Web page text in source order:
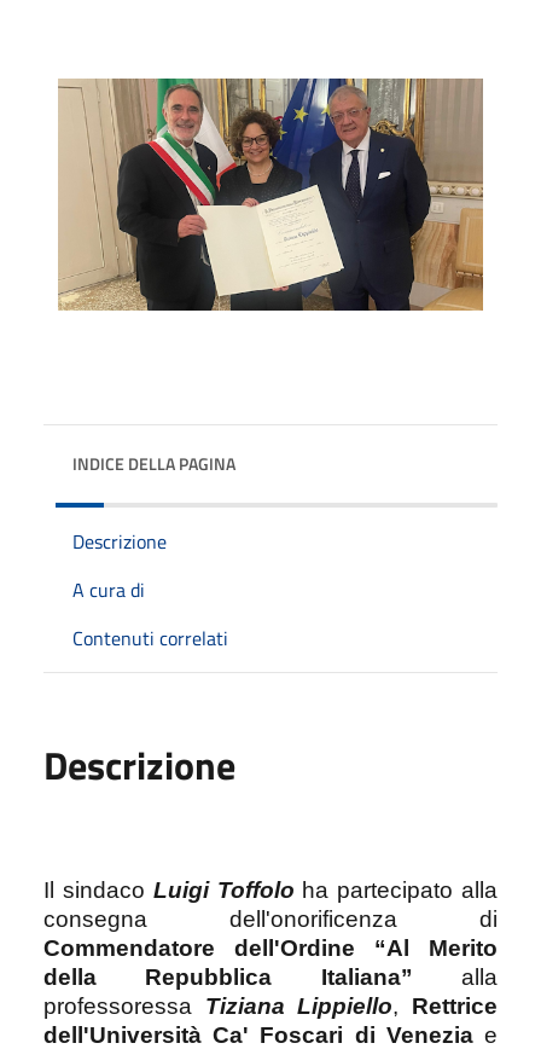
INDICE DELLA PAGINA
Descrizione
A cura di
Contenuti correlati
Descrizione
Il sindaco Luigi Toffolo ha partecipato alla
consegna dell'onorificenza di
Commendatore dell'Ordine “Al Merito
della Repubblica Italiana” alla
professoressa Tiziana Lippiello, Rettrice
dell'Università Ca' Foscari di Veneziae